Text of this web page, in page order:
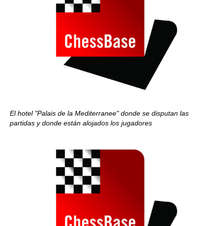
El hotel "Palais de la Mediterranee" donde se disputan las
partidas y donde están alojados los jugadores